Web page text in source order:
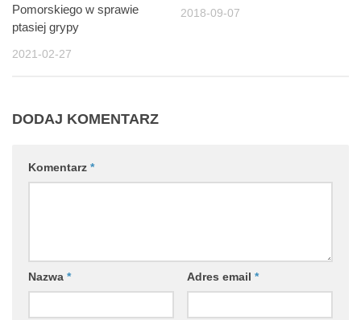
Pomorskiego w sprawie
ptasiej grypy
2021-02-27
2018-09-07
DODAJ KOMENTARZ
Komentarz *
Nazwa * Adres email *